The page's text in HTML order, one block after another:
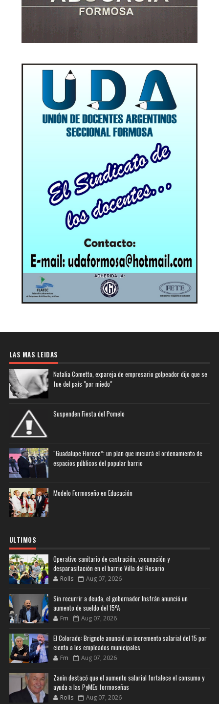
LAS MAS LEIDAS
Natalia Cometto, expareja de empresario golpeador dijo que se
fue del país "por miedo"
Suspenden Fiesta del Pomelo
“Guadalupe Florece”: un plan que iniciará el ordenamiento de
espacios públicos del popular barrio
Modelo Formoseño en Educación
ULTIMOS
Operativo sanitario de castración, vacunación y
desparasitación en el barrio Villa del Rosario
Rolls Aug 07, 2026
Sin recurrir a deuda, el gobernador Insfrán anunció un
aumento de sueldo del 15%
Fm Aug 07, 2026
El Colorado: Brignole anunció un incremento salarial del 15 por
ciento a los empleados municipales
Fm Aug 07, 2026
Zanin destacó que el aumento salarial fortalece el consumo y
ayuda a las PyMEs formoseñas
Rolls Aug 07, 2026